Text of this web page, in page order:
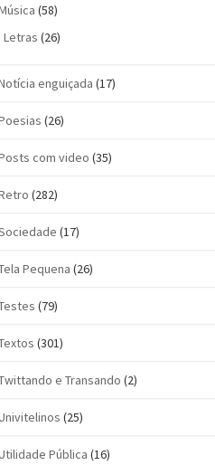
(58)
Letras (26)
enguiçada (17)
(26)
com vi­deo (35)
(282)
(17)
Pequena (26)
(79)
(301)
e Transando (2)
(25)
Pública (16)